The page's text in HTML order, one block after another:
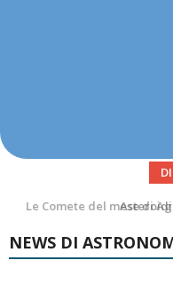
Asteroidi
NEWS DI